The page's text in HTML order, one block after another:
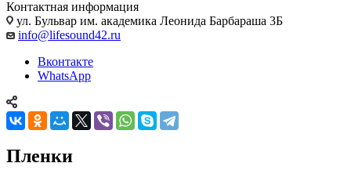
Контактная информация
ул. Бульвар им. академика Леонида Барбараша 3Б
info@lifesound42.ru
Вконтакте
WhatsApp
Пленки